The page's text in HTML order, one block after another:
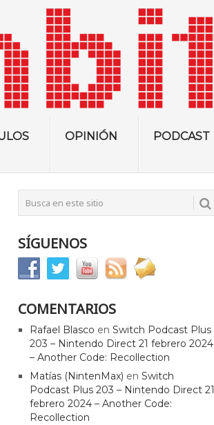
OPINIÓN PODCAST
SÍGUENOS
COMENTARIOS
Rafael Blasco enSwitch Podcast Plus
203 – Nintendo Direct 21 febrero 2024
– Another Code: Recollection
Matías (NintenMax) enSwitch
Podcast Plus 203 – Nintendo Direct 21
febrero 2024 – Another Code:
Recollection